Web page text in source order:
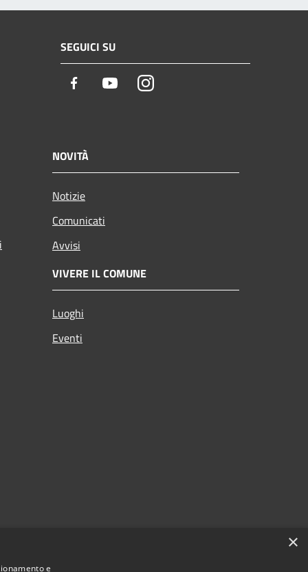
SEGUICI SU
Facebook YoutubeInstagram
NOVITÀ
Notizie
Comunicati
Avvisi
VIVERE IL COMUNE
Luoghi
Eventi
×
e